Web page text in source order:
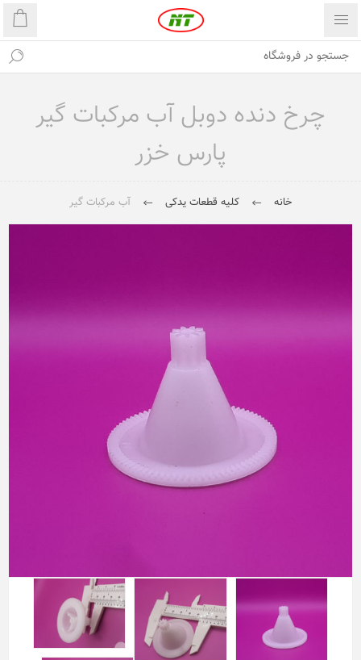
چرخ دنده دوبل آب مرکبات گیر
پارس خزر
خانه کلیه قطعات یدکی آب مرکبات گیر